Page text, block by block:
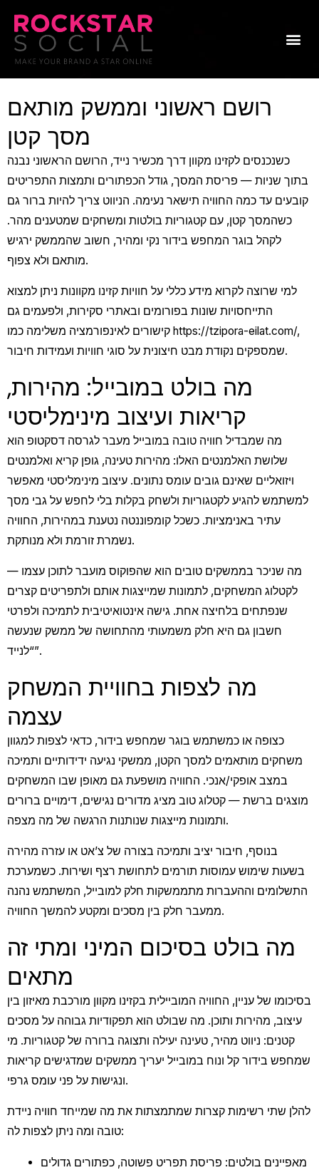
content
רושם ראשוני וממשק מותאם
מסך קטן
כשנכנסים לקזינו מקוון דרך מכשיר נייד, הרושם הראשוני נבנה
בתוך שניות — פריסת המסך, גודל הכפתורים ותמצות התפריטים
קובעים עד כמה החוויה תישאר נעימה. הניווט צריך להיות ברור גם
כשהמסך קטן, עם קטגוריות בולטות ומשחקים שמטענים מהר.
לקהל בוגר המחפש בידור נקי ומהיר, חשוב שהממשק ירגיש
מותאם ולא צפוף.
למי שרוצה לקרוא מידע כללי על חוויות קזינו מקוונות ניתן למצוא
התייחסויות שונות בפורומים ובאתרי סקירות, ולפעמים גם
https://tzipora-eilat.com/,
שמספקים נקודת מבט חיצונית על סוגי חוויות ועמידות חיבור.
מה בולט במובייל: מהירות,
קריאות ועיצוב מינימליסטי
מה שמבדיל חוויה טובה במובייל מעבר לגרסה דסקטופ הוא
שלושת האלמנטים האלו: מהירות טעינה, גופן קריא ואלמנטים
ויזואליים שאינם גובים עומס נתונים. עיצוב מינימליסטי מאפשר
למשתמש להגיע לקטגוריות ולשחק בקלות בלי לחפש על גבי מסך
עתיר באנימציות. כשכל קומפוננטה נטענת במהירות, החוויה
נשמרת זורמת ולא מנותקת.
מה שניכר בממשקים טובים הוא שהפוקוס מועבר לתוכן עצמו —
לקטלוג המשחקים, לתמונות שמייצגות אותם ולתפריטים קצרים
שנפתחים בלחיצה אחת. גישה אינטואיטיבית לתמיכה ולפרטי
חשבון גם היא חלק משמעותי מהתחושה של ממשק שנעשה
“לנייד”.
מה לצפות בחוויית המשחק
עצמה
כצופה או כמשתמש בוגר שמחפש בידור, כדאי לצפות למגוון
משחקים מותאמים למסך הקטן, ממשקי נגיעה ידידותיים ותמיכה
במצב אופקי/אנכי. החוויה מושפעת גם מאופן שבו המשחקים
מוצגים ברשת — קטלוג טוב מציג מדורים נגישים, דימויים ברורים
ותמונות מייצגות שנותנות הרגשה של מה מצפה.
בנוסף, חיבור יציב ותמיכה בצורה של צ’אט או עזרה מהירה
בשעות שימוש עמוסות תורמים לתחושת רצף ושירות. כשמערכת
התשלומים וההעברות מתממשקות חלק למובייל, המשתמש נהנה
ממעבר חלק בין מסכים ומקטע להמשך החוויה.
מה בולט בסיכום המיני ומתי זה
מתאים
בסיכומו של עניין, החוויה המוביילית בקזינו מקוון מורכבת מאיזון בין
עיצוב, מהירות ותוכן. מה שבולט הוא תפקודיות גבוהה על מסכים
קטנים: ניווט מהיר, טעינה יעילה ותצוגה ברורה של קטגוריות. מי
שמחפש בידור קל ונוח במובייל יעריך ממשקים שמדגישים קריאות
ונגישות על פני עומס גרפי.
להלן שתי רשימות קצרות שמתמצתות את מה שמייחד חוויה ניידת
טובה ומה ניתן לצפות לה:
מאפיינים בולטים: פריסת תפריט פשוטה, כפתורים גדולים